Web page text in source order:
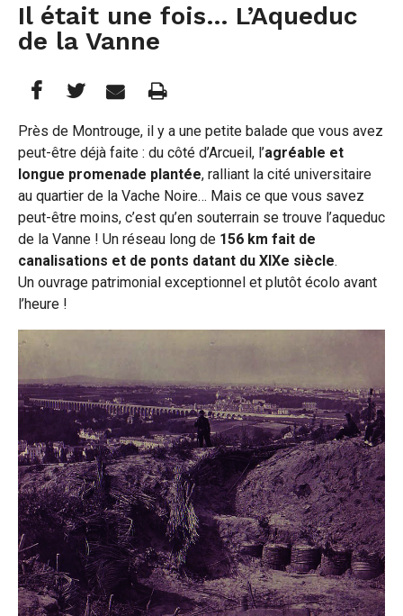
Il était une fois... L’Aqueduc
de la Vanne
Partager
cette
page
sur
Facebook
Partager
cette
page
sur
Twitter
Partager
cette
page
par
e-
mail
Imprimer
Près de Montrouge, il y a une petite balade que vous avez
peut-être déjà faite : du côté d’Arcueil, l’agréable et
longue promenade plantée, ralliant la cité universitaire
au quartier de la Vache Noire… Mais ce que vous savez
peut-être moins, c’est qu’en souterrain se trouve l’aqueduc
de la Vanne ! Un réseau long de 156 km fait de
canalisations et de ponts datant du XIXe siècle.
Un ouvrage patrimonial exceptionnel et plutôt écolo avant
l’heure !